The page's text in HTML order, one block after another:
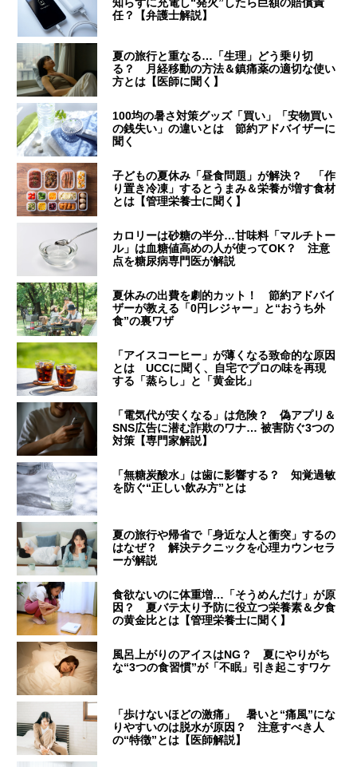
任？【弁護士解説】
夏の旅行と重なる…「生理」どう乗り切
る？ 月経移動の方法＆鎮痛薬の適切な使い
方とは【医師に聞く】
100均の暑さ対策グッズ「買い」「安物買い
の銭失い」の違いとは 節約アドバイザーに
聞く
子どもの夏休み「昼食問題」が解決？ 「作
り置き冷凍」するとうまみ＆栄養が増す食材
とは【管理栄養士に聞く】
カロリーは砂糖の半分…甘味料「マルチトー
ル」は血糖値高めの人が使ってOK？ 注意
点を糖尿病専門医が解説
夏休みの出費を劇的カット！ 節約アドバイ
ザーが教える「0円レジャー」と“おうち外
食”の裏ワザ
「アイスコーヒー」が薄くなる致命的な原因
とは UCCに聞く、自宅でプロの味を再現
する「蒸らし」と「黄金比」
「電気代が安くなる」は危険？ 偽アプリ＆
SNS広告に潜む詐欺のワナ… 被害防ぐ3つの
対策【専門家解説】
「無糖炭酸水」は歯に影響する？ 知覚過敏
を防ぐ“正しい飲み方”とは
夏の旅行や帰省で「身近な人と衝突」するの
はなぜ？ 解決テクニックを心理カウンセラ
ーが解説
食欲ないのに体重増…「そうめんだけ」が原
因？ 夏バテ太り予防に役立つ栄養素＆夕食
の黄金比とは【管理栄養士に聞く】
風呂上がりのアイスはNG？ 夏にやりがち
な“3つの食習慣”が「不眠」引き起こすワケ
「歩けないほどの激痛」 暑いと“痛風”にな
りやすいのは脱水が原因？ 注意すべき人
の“特徴”とは【医師解説】